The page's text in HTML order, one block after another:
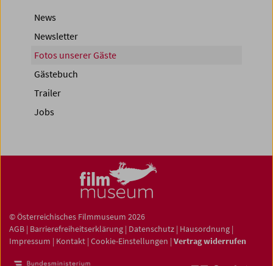
News
Newsletter
Fotos unserer Gäste
Gästebuch
Trailer
Jobs
© Österreichisches Filmmuseum 2026
AGB | Barrierefreiheitserklärung | Datenschutz | Hausordnung |
Impressum | Kontakt | Cookie-Einstellungen | Vertrag widerrufen